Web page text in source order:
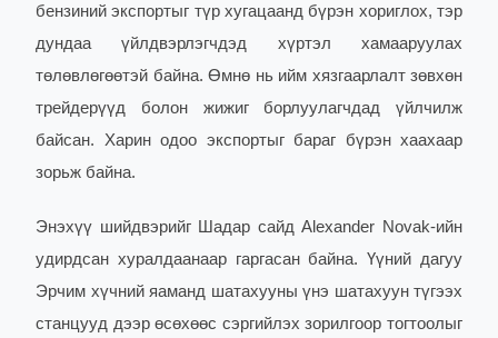
бензиний экспортыг түр хугацаанд бүрэн хориглох, тэр
дундаа үйлдвэрлэгчдэд хүртэл хамааруулах
төлөвлөгөөтэй байна. Өмнө нь ийм хязгаарлалт зөвхөн
трейдерүүд болон жижиг борлуулагчдад үйлчилж
байсан. Харин одоо экспортыг бараг бүрэн хаахаар
зорьж байна.
Энэхүү шийдвэрийг Шадар сайд Alexander Novak-ийн
удирдсан хуралдаанаар гаргасан байна. Үүний дагуу
Эрчим хүчний яаманд шатахууны үнэ шатахуун түгээх
станцууд дээр өсөхөөс сэргийлэх зорилгоор тогтоолыг